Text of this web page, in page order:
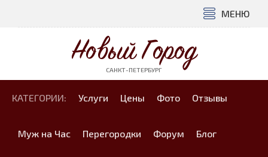
МЕНЮ
Новый Город
САНКТ-ПЕТЕРБУРГ
КАТЕГОРИИ: Услуги Цены Фото Отзывы
Муж на Час Перегородки Форум Блог